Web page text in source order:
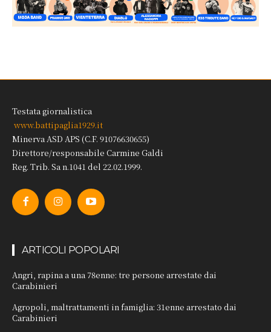
Testata giornalistica
www.battipaglia1929.it
Minerva ASD APS (C.F. 91076630655)
Direttore/responsabile Carmine Galdi
Reg. Trib. Sa n.1041 del 22.02.1999.
ARTICOLI POPOLARI
Angri, rapina a una 78enne: tre persone arrestate dai
Carabinieri
Agropoli, maltrattamenti in famiglia: 31enne arrestato dai
Carabinieri